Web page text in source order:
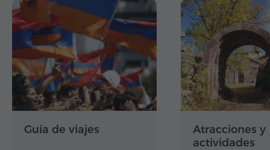
Guía de viajes
Atracciones y
actividades